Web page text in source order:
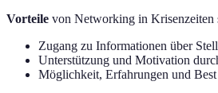
Vorteile von Networking in Krisenzeiten
Zugang zu Informationen über
Unterstützung und Motivation
Möglichkeit, Erfahrungen und Best